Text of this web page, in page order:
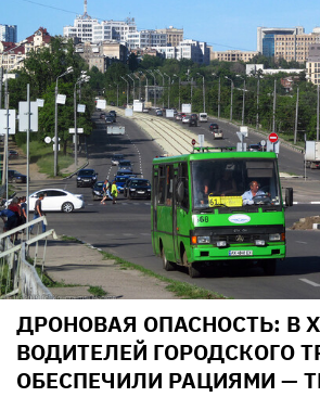
ДРОНОВАЯ ОПАСНОСТЬ: В
ВОДИТЕЛЕЙ ГОРОДСКОГО
ОБЕСПЕЧИЛИ РАЦИЯМИ —